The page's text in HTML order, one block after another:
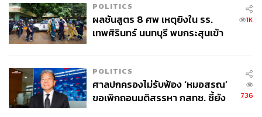
POLITICS
ผลชันสูตร 8 ศพ เหตุยิงใน รร.
เทพศิรินทร์ นนทบุรี พบกระสุนเข้า
1K
POLITICS
ศาลปกครองไม่รับฟ้อง ‘หมอสรณ’
ขอเพิกถอนมติสรรหา กสทช. ชี้ยัง
736